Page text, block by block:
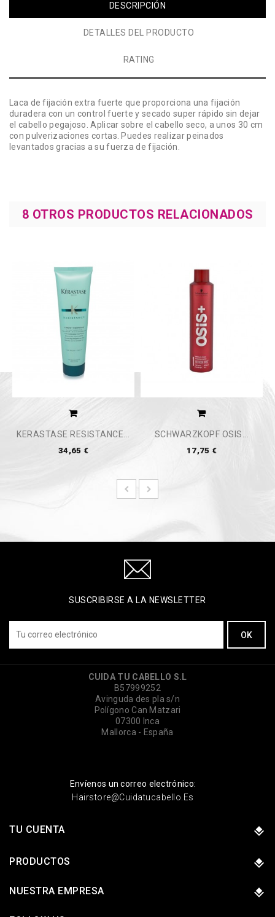
DESCRIPCIÓN
DETALLES DEL PRODUCTO
RATING
Laca de fijación extra fuerte que proporciona una fijación
duradera con un control fuerte y secado super rápido sin dejar
el cabello pegajoso. Aplicar sobre el cabello seco, a unos 30 cm
con pulverizaciones cortas. Puedes realizar peinados
levantados gracias a su fuerza de fijación.
8 OTROS PRODUCTOS RELACIONADOS
KERASTASE RESISTANCE...
34,65 €
SCHWARZKOPF OSIS...
17,75 €
SUSCRIBIRSE A LA NEWSLETTER
CUIDA TU CABELLO S.L
B57999252
Avinguda des pla s/n
Polígono Can Matzari
07300 Inca
Mallorca - España
Envíenos un correo electrónico:
Hairstore@cuidatucabello.es
TU CUENTA
PRODUCTOS
NUESTRA EMPRESA